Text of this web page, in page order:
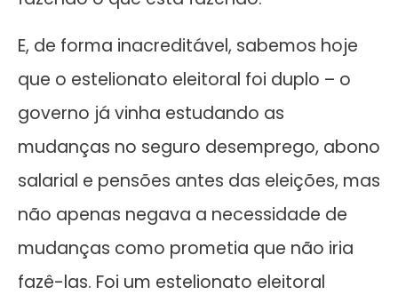
E, de forma inacreditável, sabemos hoje
que o estelionato eleitoral foi duplo – o
governo já vinha estudando as
mudanças no seguro desemprego, abono
salarial e pensões antes das eleições, mas
não apenas negava a necessidade de
mudanças como prometia que não iria
fazê-las. Foi um estelionato eleitoral